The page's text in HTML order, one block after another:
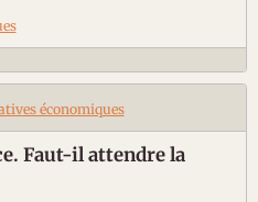
économiques
Faut-il attendre la